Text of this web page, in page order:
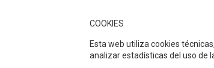
COOKIES
Esta web utiliza cookies
analizar estadísticas del uso de
Celorrio es un grupo de empresas con
más de 50 años de historia especializado